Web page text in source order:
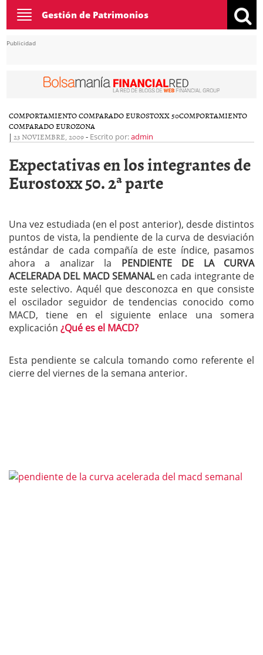
Toggle
navigation
Gestión de Patrimonios
Publicidad
COMPORTAMIENTO COMPARADO EUROSTOXX 50COMPORTAMIENTO
COMPARADO EUROZONA
| 23 NOVIEMBRE, 2009- Escrito por:admin
Expectativas en los integrantes de
Eurostoxx 50. 2ª parte
Una vez estudiada (en el post anterior), desde distintos
puntos de vista, la pendiente de la curva de desviación
estándar de cada compañía de este índice, pasamos
ahora a analizar la PENDIENTE DE LA CURVA
ACELERADA DEL MACD SEMANALen cada integrante de
este selectivo. Aquél que desconozca en que consiste
el oscilador seguidor de tendencias conocido como
MACD, tiene en el siguiente enlace una somera
explicación ¿Qué es el MACD?
Esta pendiente se calcula tomando como referente el
cierre del viernes de la semana anterior.